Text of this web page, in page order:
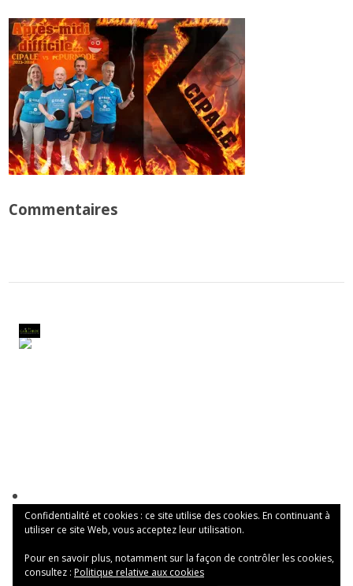
Commentaires
Confidentialité et cookies : ce site utilise des cookies. En continuant à
utiliser ce site Web, vous acceptez leur utilisation.
Pour en savoir plus, notamment sur la façon de contrôler les cookies,
consultez : Politique relative aux cookies